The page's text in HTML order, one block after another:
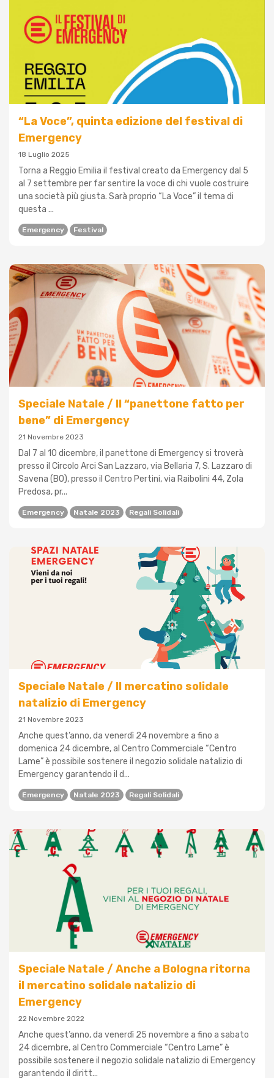
“La Voce”, quinta edizione del festival di
Emergency
18 Luglio 2025
Torna a Reggio Emilia il festival creato da Emergency dal 5
al 7 settembre per far sentire la voce di chi vuole costruire
una società più giusta. Sarà proprio “La Voce” il tema di
questa ...
Emergency Festival
Speciale Natale / Il “panettone fatto per
bene” di Emergency
21 Novembre 2023
Dal 7 al 10 dicembre, il panettone di Emergency si troverà
presso il Circolo Arci San Lazzaro, via Bellaria 7, S. Lazzaro di
Savena (BO), presso il Centro Pertini, via Raibolini 44, Zola
Predosa, pr...
Emergency Natale 2023 Regali Solidali
Speciale Natale / Il mercatino solidale
natalizio di Emergency
21 Novembre 2023
Anche quest’anno, da venerdì 24 novembre a fino a
domenica 24 dicembre, al Centro Commerciale “Centro
Lame” è possibile sostenere il negozio solidale natalizio di
Emergency garantendo il d...
Emergency Natale 2023 Regali Solidali
Speciale Natale / Anche a Bologna ritorna
il mercatino solidale natalizio di
Emergency
22 Novembre 2022
Anche quest’anno, da venerdì 25 novembre a fino a sabato
24 dicembre, al Centro Commerciale “Centro Lame” è
possibile sostenere il negozio solidale natalizio di Emergency
garantendo il diritt...